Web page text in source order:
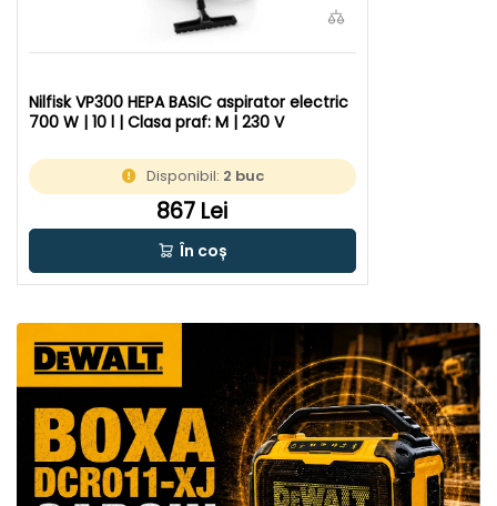
Nilfisk VP300 HEPA BASIC aspirator electric
700 W | 10 l | Clasa praf: M | 230 V
Disponibil: 2 buc
867 Lei
În coș